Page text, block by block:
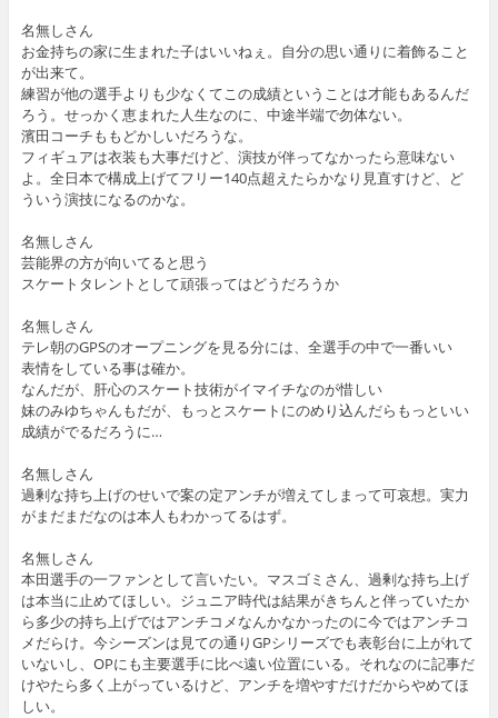
名無しさん
お金持ちの家に生まれた子はいいねぇ。自分の思い通りに着飾ること
が出来て。
練習が他の選手よりも少なくてこの成績ということは才能もあるんだ
ろう。せっかく恵まれた人生なのに、中途半端で勿体ない。
濱田コーチももどかしいだろうな。
フィギュアは衣装も大事だけど、演技が伴ってなかったら意味ない
よ。全日本で構成上げてフリー140点超えたらかなり見直すけど、ど
ういう演技になるのかな。
名無しさん
芸能界の方が向いてると思う
スケートタレントとして頑張ってはどうだろうか
名無しさん
テレ朝のGPSのオープニングを見る分には、全選手の中で一番いい
表情をしている事は確か。
なんだが、肝心のスケート技術がイマイチなのが惜しい
妹のみゆちゃんもだが、もっとスケートにのめり込んだらもっといい
成績がでるだろうに…
名無しさん
過剰な持ち上げのせいで案の定アンチが増えてしまって可哀想。実力
がまだまだなのは本人もわかってるはず。
名無しさん
本田選手の一ファンとして言いたい。マスゴミさん、過剰な持ち上げ
は本当に止めてほしい。ジュニア時代は結果がきちんと伴っていたか
ら多少の持ち上げではアンチコメなんかなかったのに今ではアンチコ
メだらけ。今シーズンは見ての通りGPシリーズでも表彰台に上がれて
いないし、OPにも主要選手に比べ遠い位置にいる。それなのに記事だ
けやたら多く上がっているけど、アンチを増やすだけだからやめてほ
しい。